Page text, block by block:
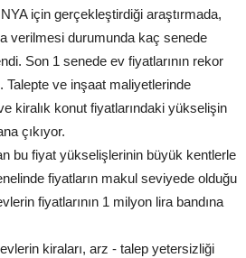
için gerçekleştirdiği araştırmada,
verilmesi durumunda kaç senede
Son 1 senede ev fiyatlarının rekor
Talepte ve inşaat maliyetlerinde
kiralık konut fiyatlarındaki yükselişin
çıkıyor.
bu fiyat yükselişlerinin büyük kentlerle
fiyatların makul seviyede olduğu
fiyatlarının 1 milyon lira bandına
kiraları, arz - talep yetersizliği